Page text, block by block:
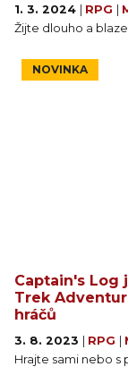
1. 3. 2024 RPG
Žijte dlouho a
NOVINKA
Captain's Log
Trek
hráčů
3. 8. 2023 RPG
Hrajte sami nebo s